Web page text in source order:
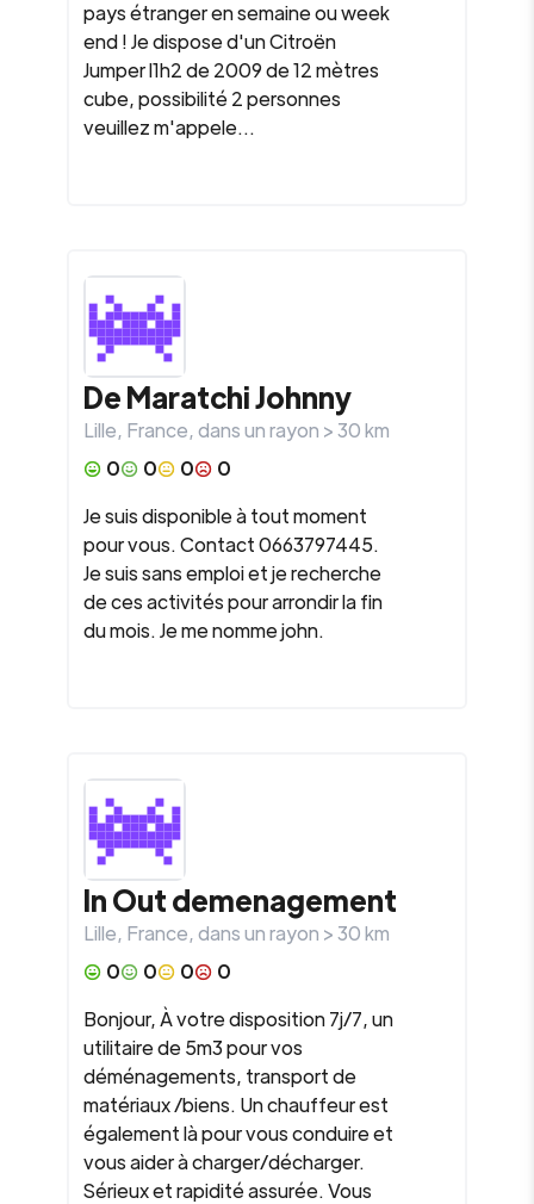
pays étranger en semaine ou week
end ! Je dispose d'un Citroën
Jumper l1h2 de 2009 de 12 mètres
cube, possibilité 2 personnes
veuillez m'appele...
De Maratchi Johnny
Lille, France, dans un rayon >30km
0
0 0
0
Je suis disponible à tout moment
pour vous. Contact 0663797445.
Je suis sans emploi et je recherche
de ces activités pour arrondir la fin
du mois. Je me nomme john.
In Out demenagement
Lille, France, dans un rayon >30km
0
0 0
0
Bonjour, À votre disposition 7j/7, un
utilitaire de 5m3 pour vos
déménagements, transport de
matériaux /biens. Un chauffeur est
également là pour vous conduire et
vous aider à charger/décharger.
Sérieux et rapidité assurée. Vous